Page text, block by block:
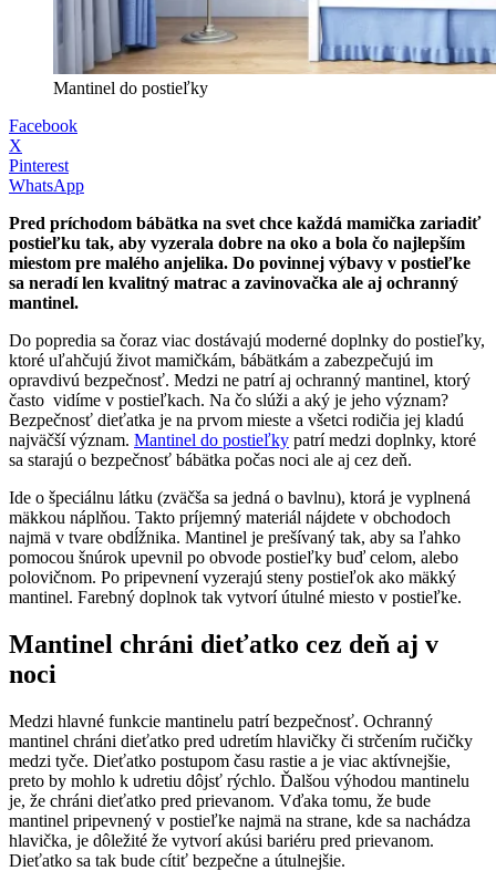
Mantinel do postieľky
Facebook
X
Pinterest
WhatsApp
Pred príchodom bábätka na svet chce každá mamička zariadiť
postieľku tak, aby vyzerala dobre na oko a bola čo najlepším
miestom pre malého anjelika. Do povinnej výbavy v postieľke
sa neradí len kvalitný matrac a zavinovačka ale aj ochranný
mantinel.
Do popredia sa čoraz viac dostávajú moderné doplnky do postieľky,
ktoré uľahčujú život mamičkám, bábätkám a zabezpečujú im
opravdivú bezpečnosť. Medzi ne patrí aj ochranný mantinel, ktorý
často vidíme v postieľkach. Na čo slúži a aký je jeho význam?
Bezpečnosť dieťatka je na prvom mieste a všetci rodičia jej kladú
najväčší význam. Mantinel do postieľky patrí medzi doplnky, ktoré
sa starajú o bezpečnosť bábätka počas noci ale aj cez deň.
Ide o špeciálnu látku (zväčša sa jedná o bavlnu), ktorá je vyplnená
mäkkou náplňou. Takto príjemný materiál nájdete v obchodoch
najmä v tvare obdĺžnika. Mantinel je prešívaný tak, aby sa ľahko
pomocou šnúrok upevnil po obvode postieľky buď celom, alebo
polovičnom. Po pripevnení vyzerajú steny postieľok ako mäkký
mantinel. Farebný doplnok tak vytvorí útulné miesto v postieľke.
Mantinel chráni dieťatko cez deň aj v
noci
Medzi hlavné funkcie mantinelu patrí bezpečnosť. Ochranný
mantinel chráni dieťatko pred udretím hlavičky či strčením ručičky
medzi tyče. Dieťatko postupom času rastie a je viac aktívnejšie,
preto by mohlo k udretiu dôjsť rýchlo. Ďalšou výhodou mantinelu
je, že chráni dieťatko pred prievanom. Vďaka tomu, že bude
mantinel pripevnený v postieľke najmä na strane, kde sa nachádza
hlavička, je dôležité že vytvorí akúsi bariéru pred prievanom.
Dieťatko sa tak bude cítiť bezpečne a útulnejšie.